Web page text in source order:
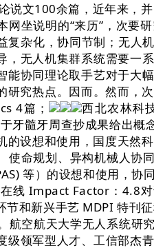
文100余篇，近年来，
坐说明的“来历”，次
杂化，协同节制；无
无人机集群系统需要一
协同理论取手艺对于大
究热点。因而。然而，
4篇；
西北农林科
牙髓牙周查抄成果给出
设想和使用，国度天然
命规划、异构机械人
等）的设想和使用，
线 Impact Factor：
和新兴手艺 MDPI 特刊
航空航天大学无人系统
领军型人才、工信部